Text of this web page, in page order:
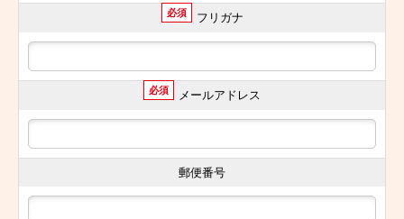
必須 フリガナ
必須 メールアドレス
郵便番号